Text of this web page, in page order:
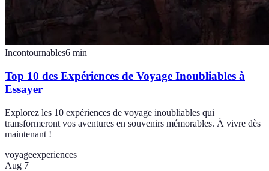
Incontournables6 min
Top 10 des Expériences de Voyage Inoubliables à
Essayer
Explorez les 10 expériences de voyage inoubliables qui
transformeront vos aventures en souvenirs mémorables. À vivre dès
maintenant !
voyageexperiences
Aug 7